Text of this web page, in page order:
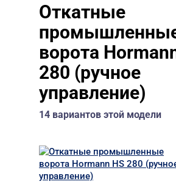
Откатные
ворота
280 (ручное
управление)
14 вариантов этой модели